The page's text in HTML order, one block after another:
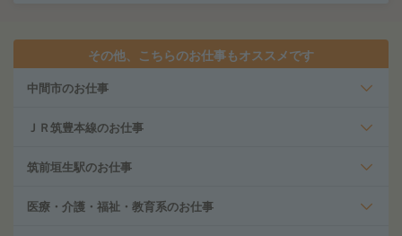
その他、こちらのお仕事もオススメです
中間市のお仕事
ＪＲ筑豊本線のお仕事
筑前垣生駅のお仕事
医療・介護・福祉・教育系のお仕事